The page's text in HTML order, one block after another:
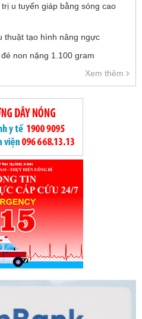
u tuyến giáp bằng sóng cao
thuật tạo hình nâng ngực
non nặng 1.100 gram
Xem thêm